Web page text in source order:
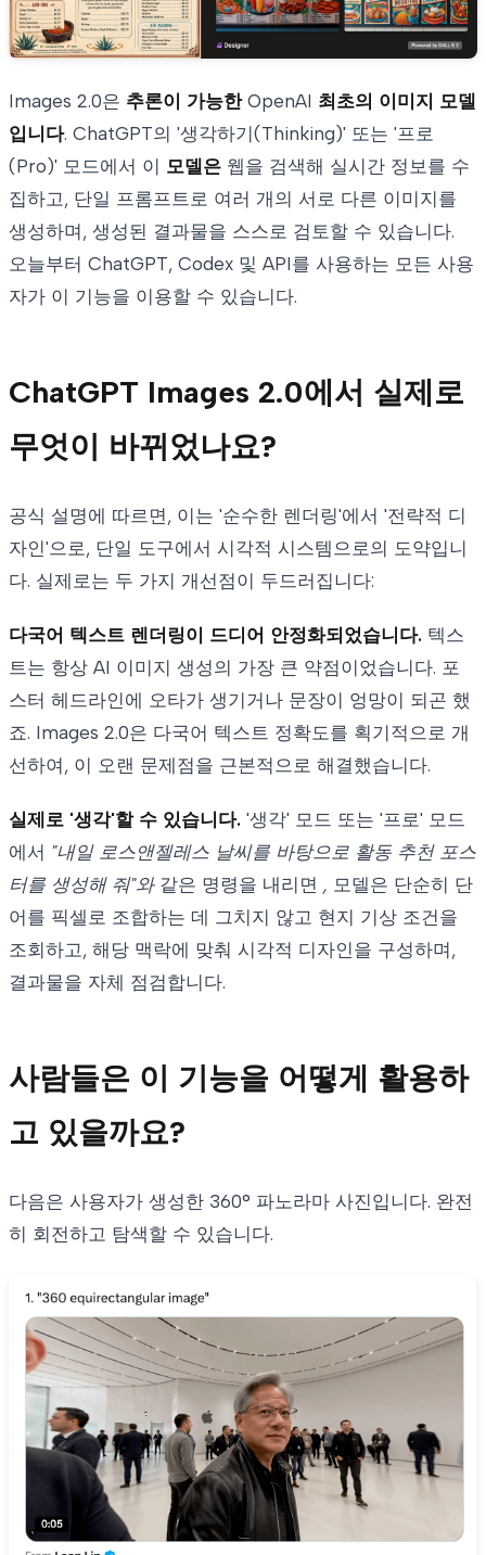
Images 2.0은 추론이 가능한OpenAI 최초의 이미지 모델
입니다. ChatGPT의 '생각하기(Thinking)' 또는 '프로
(Pro)' 모드에서 이 모델은 웹을 검색해 실시간 정보를 수
집하고, 단일 프롬프트로 여러 개의 서로 다른 이미지를
생성하며, 생성된 결과물을 스스로 검토할 수 있습니다.
오늘부터 ChatGPT, Codex 및 API를 사용하는 모든 사용
자가 이 기능을 이용할 수 있습니다.
ChatGPT Images 2.0에서 실제로
무엇이 바뀌었나요?
공식 설명에 따르면, 이는 '순수한 렌더링'에서 '전략적 디
자인'으로, 단일 도구에서 시각적 시스템으로의 도약입니
다. 실제로는 두 가지 개선점이 두드러집니다:
다국어 텍스트 렌더링이 드디어 안정화되었습니다. 텍스
트는 항상 AI 이미지 생성의 가장 큰 약점이었습니다. 포
스터 헤드라인에 오타가 생기거나 문장이 엉망이 되곤 했
죠. Images 2.0은 다국어 텍스트 정확도를 획기적으로 개
선하여, 이 오랜 문제점을 근본적으로 해결했습니다.
실제로 '생각'할 수 있습니다. '생각' 모드 또는 '프로' 모드
에서 "내일 로스앤젤레스 날씨를 바탕으로 활동 추천 포스
터를 생성해 줘"와같은 명령을 내리면 , 모델은 단순히 단
어를 픽셀로 조합하는 데 그치지 않고 현지 기상 조건을
조회하고, 해당 맥락에 맞춰 시각적 디자인을 구성하며,
결과물을 자체 점검합니다.
사람들은 이 기능을 어떻게 활용하
고 있을까요?
다음은 사용자가 생성한 360° 파노라마 사진입니다. 완전
히 회전하고 탐색할 수 있습니다.